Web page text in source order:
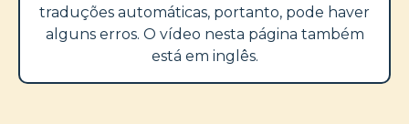
traduções automáticas, portanto, pode haver
alguns erros. O vídeo nesta página também
está em inglês.